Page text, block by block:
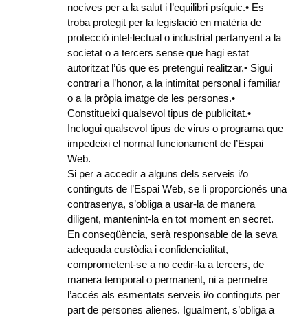
nocives per a la salut i l’equilibri psíquic.• Es
troba protegit per la legislació en matèria de
protecció intel·lectual o industrial pertanyent a la
societat o a tercers sense que hagi estat
autoritzat l’ús que es pretengui realitzar.• Sigui
contrari a l’honor, a la intimitat personal i familiar
o a la pròpia imatge de les persones.•
Constitueixi qualsevol tipus de publicitat.•
Inclogui qualsevol tipus de virus o programa que
impedeixi el normal funcionament de l’Espai
Web.
Si per a accedir a alguns dels serveis i/o
continguts de l’Espai Web, se li proporcionés una
contrasenya, s’obliga a usar-la de manera
diligent, mantenint-la en tot moment en secret.
En conseqüència, serà responsable de la seva
adequada custòdia i confidencialitat,
comprometent-se a no cedir-la a tercers, de
manera temporal o permanent, ni a permetre
l’accés als esmentats serveis i/o continguts per
part de persones alienes. Igualment, s’obliga a